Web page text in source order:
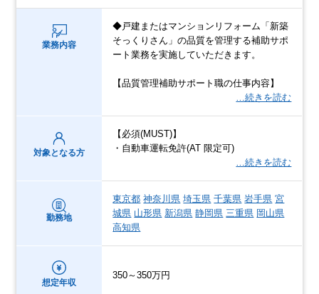
業務内容
◆戸建またはマンションリフォーム「新築
そっくりさん」の品質を管理する補助サポ
ート業務を実施していただきます。
【品質管理補助サポート職の仕事内容】
…続きを読む
対象となる方
【必須(MUST)】
・自動車運転免許(AT 限定可)
…続きを読む
勤務地
東京都 神奈川県 埼玉県 千葉県 岩手県 宮
城県 山形県 新潟県 静岡県 三重県 岡山県
高知県
想定年収
350～350万円